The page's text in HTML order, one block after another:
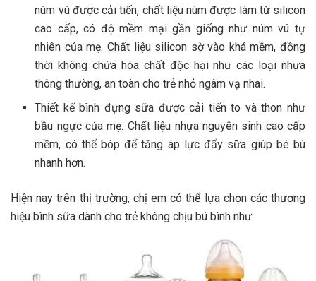
núm vú được cải tiến, chất liệu núm được làm từ silicon
cao cấp, có độ mềm mại gần giống như núm vú tự
nhiên của mẹ. Chất liệu silicon sờ vào khá mềm, đồng
thời không chứa hóa chất độc hại như các loại nhựa
thông thường, an toàn cho trẻ nhỏ ngâm vạ nhai.
Thiết kế bình đựng sữa được cải tiến to và thon như
bầu ngực của mẹ. Chất liệu nhựa nguyên sinh cao cấp
mềm, có thể bóp để tăng áp lực đẩy sữa giúp bé bú
nhanh hơn.
Hiện nay trên thị trường, chị em có thể lựa chọn các thương
hiệu bình sữa dành cho trẻ không chịu bú bình như: